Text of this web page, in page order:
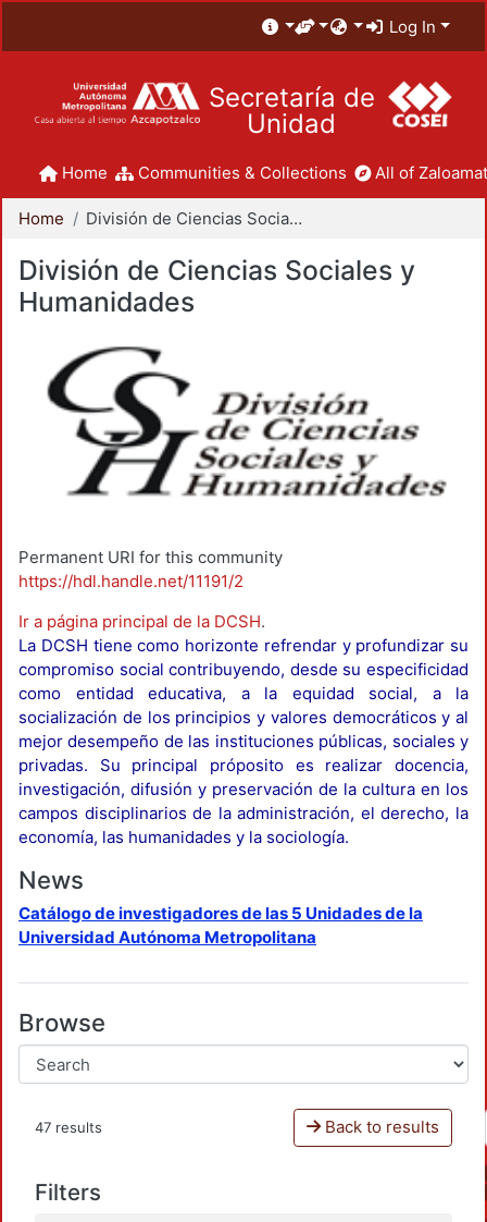
Log In
Secretaría de
Unidad
Home Communities & Collections All of
Home División de Ciencias Sociales y Humanidades
División de Ciencias Sociales y
Humanidades
Permanent URI for this community
https://hdl.handle.net/11191/2
Ir a página principal de la DCSH.
La DCSH tiene como horizonte refrendar y profundizar su
compromiso social contribuyendo, desde su especificidad
como entidad educativa, a la equidad social, a la
socialización de los principios y valores democráticos y al
mejor desempeño de las instituciones públicas, sociales y
privadas. Su principal próposito es realizar docencia,
investigación, difusión y preservación de la cultura en los
campos disciplinarios de la administración, el derecho, la
economía, las humanidades y la sociología.
News
Catálogo de investigadores de las 5 Unidades de la
Universidad Autónoma Metropolitana
Browse
47 results Back to results
Filters